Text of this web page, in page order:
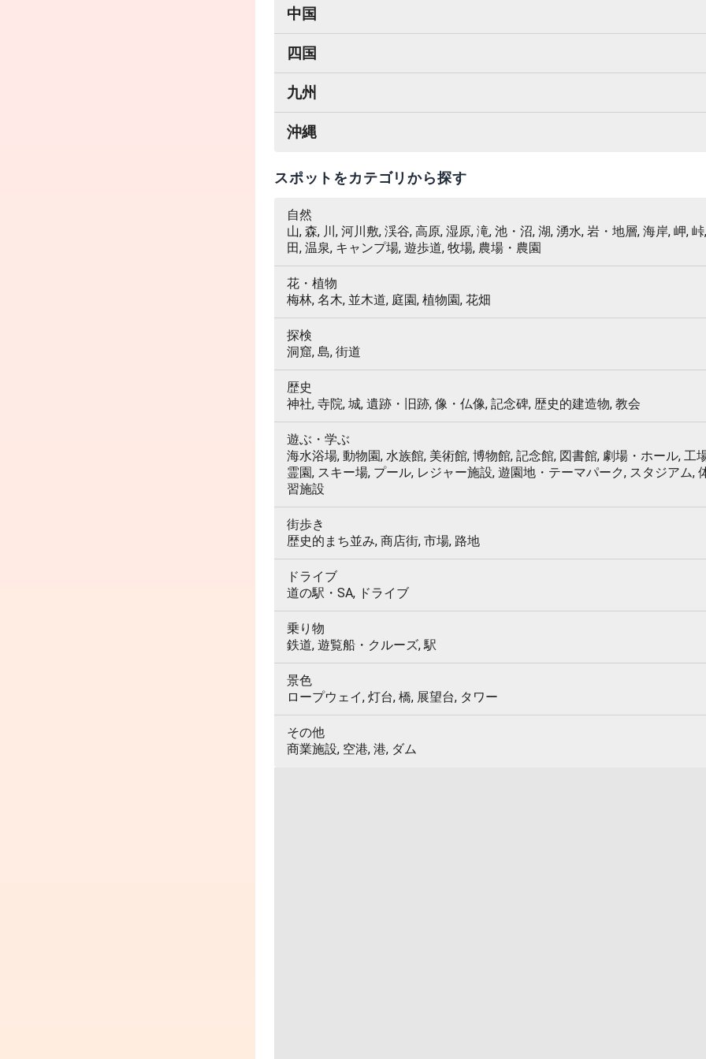
中国
四国
九州
沖縄
スポットをカテゴリから探す
自然
山, 森, 川, 河川敷, 渓谷, 高原, 湿原, 滝, 池・沼, 湖, 湧水, 岩・地層, 海岸, 岬,
田, 温泉, キャンプ場, 遊歩道, 牧場, 農場・農園
花・植物
梅林, 名木, 並木道, 庭園, 植物園, 花畑
探検
洞窟, 島, 街道
歴史
神社, 寺院, 城, 遺跡・旧跡, 像・仏像, 記念碑, 歴史的建造物, 教会
遊ぶ・学ぶ
海水浴場, 動物園, 水族館, 美術館, 博物館, 記念館, 図書館, 劇場・ホール, 工
霊園, スキー場, プール, レジャー施設, 遊園地・テーマパーク, スタジアム,
習施設
街歩き
歴史的まち並み, 商店街, 市場, 路地
ドライブ
道の駅・SA, ドライブ
乗り物
鉄道, 遊覧船・クルーズ, 駅
景色
ロープウェイ, 灯台, 橋, 展望台, タワー
その他
商業施設, 空港, 港, ダム